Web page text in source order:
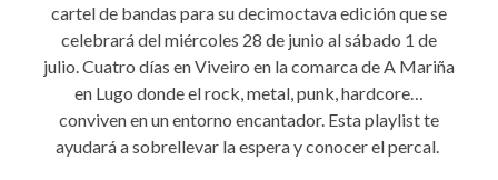
cartel de bandas para su decimoctava edición que se
celebrará del miércoles 28 de junio al sábado 1 de
julio. Cuatro días en Viveiro en la comarca de A Mariña
en Lugo donde el rock, metal, punk, hardcore…
conviven en un entorno encantador. Esta playlist te
ayudará a sobrellevar la espera y conocer el percal.